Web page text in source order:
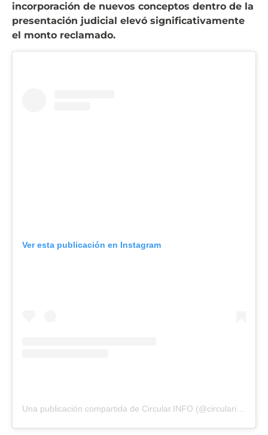
incorporación de nuevos conceptos dentro de la
presentación judicial elevó significativamente
el monto reclamado.
Ver esta publicación en Instagram
Una publicación compartida de Circular.INFO (@circularinfo_)